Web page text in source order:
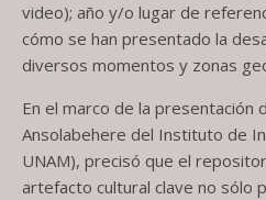
video); año y/o lugar de
cómo se han presentado la
diversos momentos y zonas
En el marco de la presentación
Ansolabehere del Instituto de
UNAM), precisó que el
artefacto cultural clave no sólo